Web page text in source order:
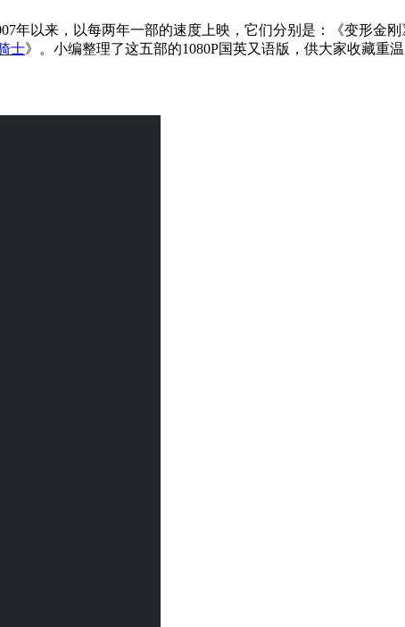
年以来，以每两年一部的速度上映，它们分别是：《变形金刚
士》。小编整理了这五部的1080P国英又语版，供大家收藏重温